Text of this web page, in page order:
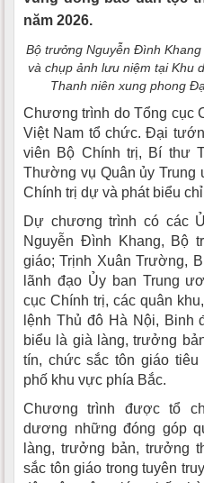
năm 2026.
Bộ trưởng Nguyễn Đình
và chụp ảnh lưu niệm tại Khu
Thanh niên xung phong
Chương trình do Tổng cục
Việt Nam tổ chức. Đại
viên Bộ Chính trị, Bí thư
Thường vụ Quân ủy Trung
Chính trị dự và phát biểu
Dự chương trình có các
Nguyễn Đình Khang, Bộ
giáo; Trịnh Xuân Trường,
lãnh đạo Ủy ban Trung
cục Chính trị, các quân
lệnh Thủ đô Hà Nội, Binh
biểu là già làng, trưởng
tín, chức sắc tôn giáo
phố khu vực phía Bắc.
Chương trình được tổ
dương những đóng góp
làng, trưởng bản, trưởng
sắc tôn giáo trong tuyên